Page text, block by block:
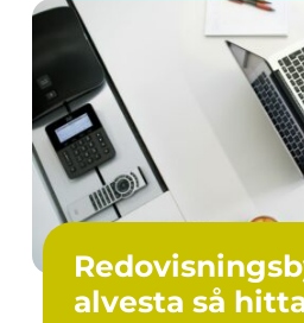
alvesta så hittar du rätt